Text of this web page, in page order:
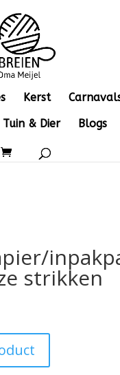
Kerst
Tuin & Dier Blogs
strikken